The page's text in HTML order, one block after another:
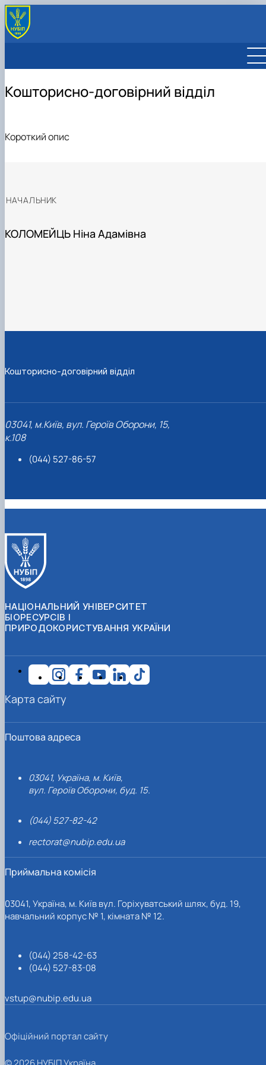
Кошторисно-договірний відділ
Короткий опис
НАЧАЛЬНИК
КОЛОМЕЙЦЬ Ніна Адамівна
Кошторисно-договірний відділ
03041, м.Київ, вул. Героїв Оборони, 15,
к.108
(044) 527-86-57
НАЦІОНАЛЬНИЙ УНІВЕРСИТЕТ
БІОРЕСУРСІВ І
ПРИРОДОКОРИСТУВАННЯ УКРАЇНИ
Поштова адреса
03041, Україна, м. Київ,
вул. Героїв Оборони, буд. 15.
(044) 527-82-42
rectorat@nubip.edu.ua
Приймальна комісія
03041, Україна, м. Київ вул. Горіхуватський шлях, буд. 19,
навчальний корпус № 1, кімната № 12.
(044) 258-42-63
(044) 527-83-08
vstup@nubip.edu.ua
Карта сайту
Офіційний портал сайту